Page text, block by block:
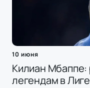
10 июня
Килиан Мбаппе:
легендам в